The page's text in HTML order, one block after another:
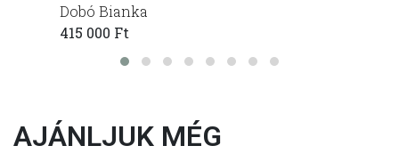
Dobó Bianka
415 000 Ft
AJÁNLJUK MÉG